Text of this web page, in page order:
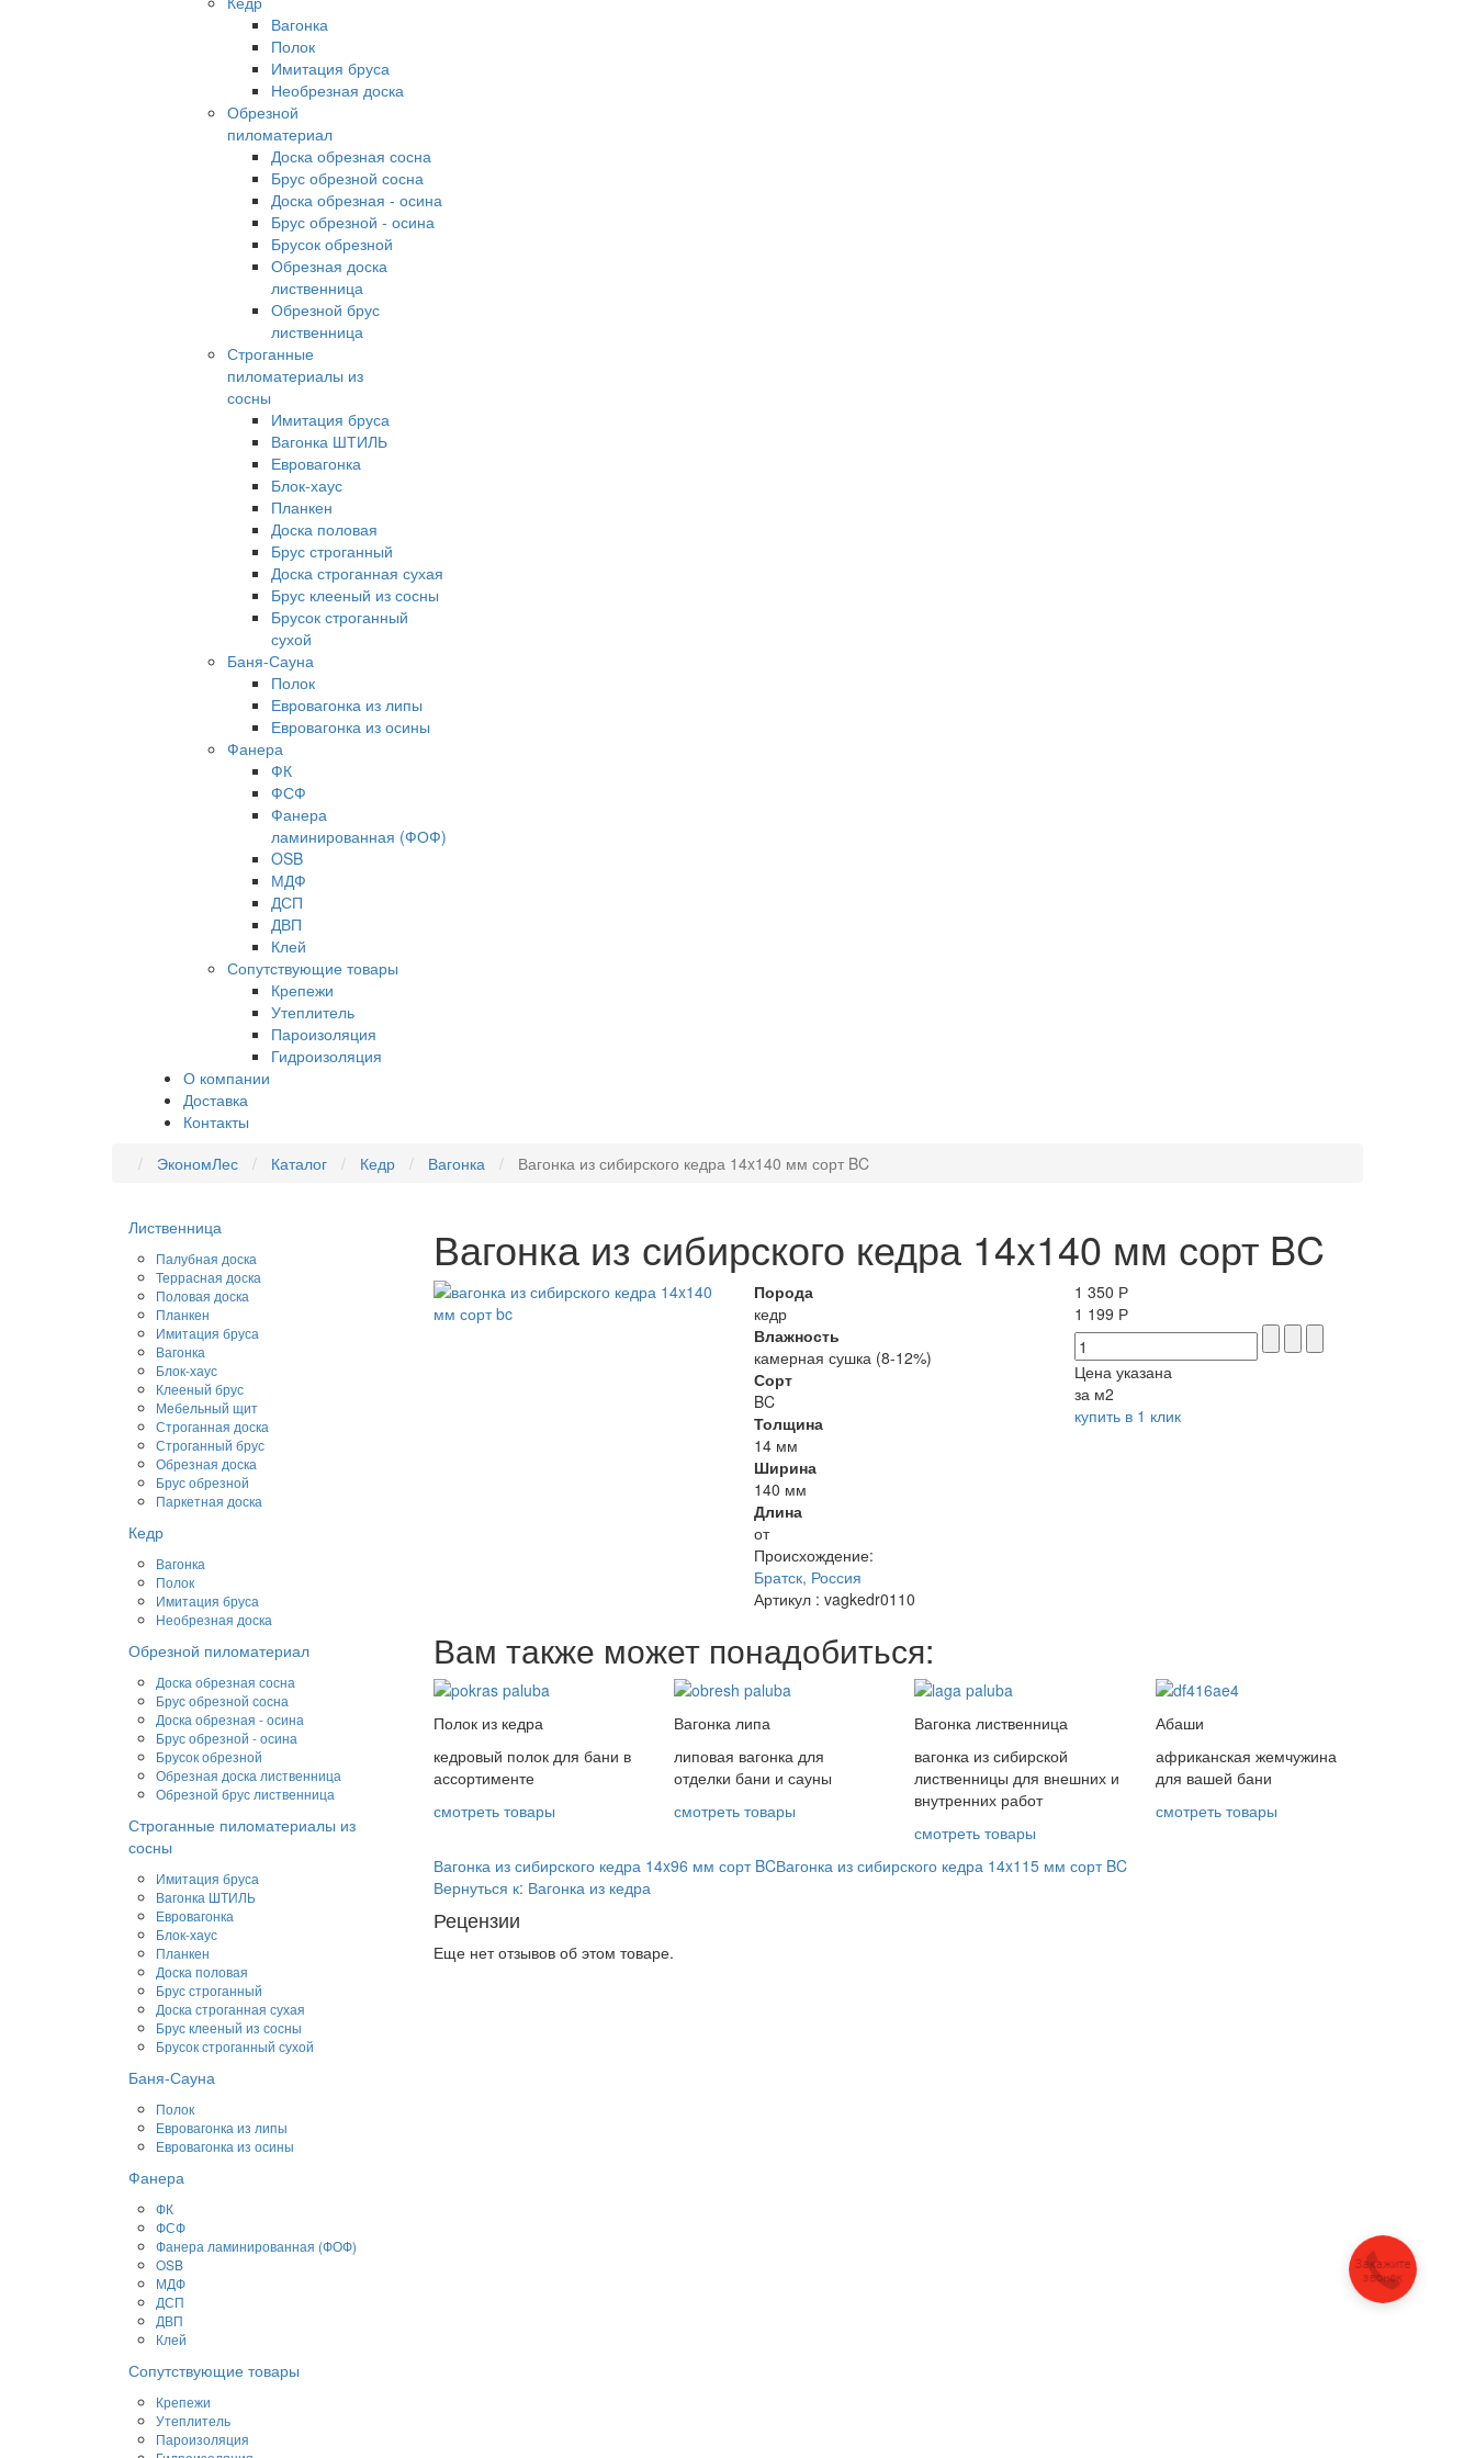
Вагонка
Полок
Имитация бруса
Необрезная доска
Обрезной
пиломатериал
Доска обрезная сосна
Брус обрезной сосна
Доска обрезная - осина
Брус обрезной - осина
Брусок обрезной
Обрезная доска
лиственница
Обрезной брус
лиственница
Строганные
пиломатериалы из
сосны
Имитация бруса
Вагонка ШТИЛЬ
Евровагонка
Блок-хаус
Планкен
Доска половая
Брус строганный
Доска строганная сухая
Брус клееный из сосны
Брусок строганный
сухой
Баня-Сауна
Полок
Евровагонка из липы
Евровагонка из осины
Фанера
ФК
ФСФ
Фанера
ламинированная (ФОФ)
OSB
МДФ
ДСП
ДВП
Клей
Сопутствующие товары
Крепежи
Утеплитель
Пароизоляция
Гидроизоляция
О компании
Доставка
Контакты
ЭкономЛес
Каталог Кедр Вагонка Вагонка из сибирского кедра 14x140 мм сорт BC
Вагонка из сибирского кедра 14x140 мм сорт BC
Порода
кедр
Влажность
камерная сушка (8-12%)
Сорт
BC
Толщина
14 мм
Ширина
140 мм
Длина
от
Происхождение:
Братск, Россия
Артикул: vagkedr0110
1 350 Р
1 199 Р
Цена указана
за м2
купить в 1 клик
Вам также может понадобиться:
Полок из кедра
кедровый полок для бани в
ассортименте
смотреть товары
Вагонка липа
липовая вагонка для
отделки бани и сауны
смотреть товары
Вагонка лиственница
вагонка из сибирской
лиственницы для внешних и
внутренних работ
смотреть товары
Абаши
африканская жемчужина
для вашей бани
смотреть товары
Вагонка из сибирского кедра 14x96 мм сорт BCВагонка из сибирского кедра 14x115 мм сорт BC
Вернуться к: Вагонка из кедра
Рецензии
Еще нет отзывов об этом товаре.
Лиственница
Палубная доска
Террасная доска
Половая доска
Планкен
Имитация бруса
Вагонка
Блок-хаус
Клееный брус
Мебельный щит
Строганная доска
Строганный брус
Обрезная доска
Брус обрезной
Паркетная доска
Кедр
Вагонка
Полок
Имитация бруса
Необрезная доска
Обрезной пиломатериал
Доска обрезная сосна
Брус обрезной сосна
Доска обрезная - осина
Брус обрезной - осина
Брусок обрезной
Обрезная доска лиственница
Обрезной брус лиственница
Строганные пиломатериалы из
сосны
Имитация бруса
Вагонка ШТИЛЬ
Евровагонка
Блок-хаус
Планкен
Доска половая
Брус строганный
Доска строганная сухая
Брус клееный из сосны
Брусок строганный сухой
Баня-Сауна
Полок
Евровагонка из липы
Евровагонка из осины
Фанера
ФК
ФСФ
Фанера ламинированная (ФОФ)
OSB
МДФ
ДСП
ДВП
Клей
Сопутствующие товары
Крепежи
Утеплитель
Пароизоляция
Закажите
звонок